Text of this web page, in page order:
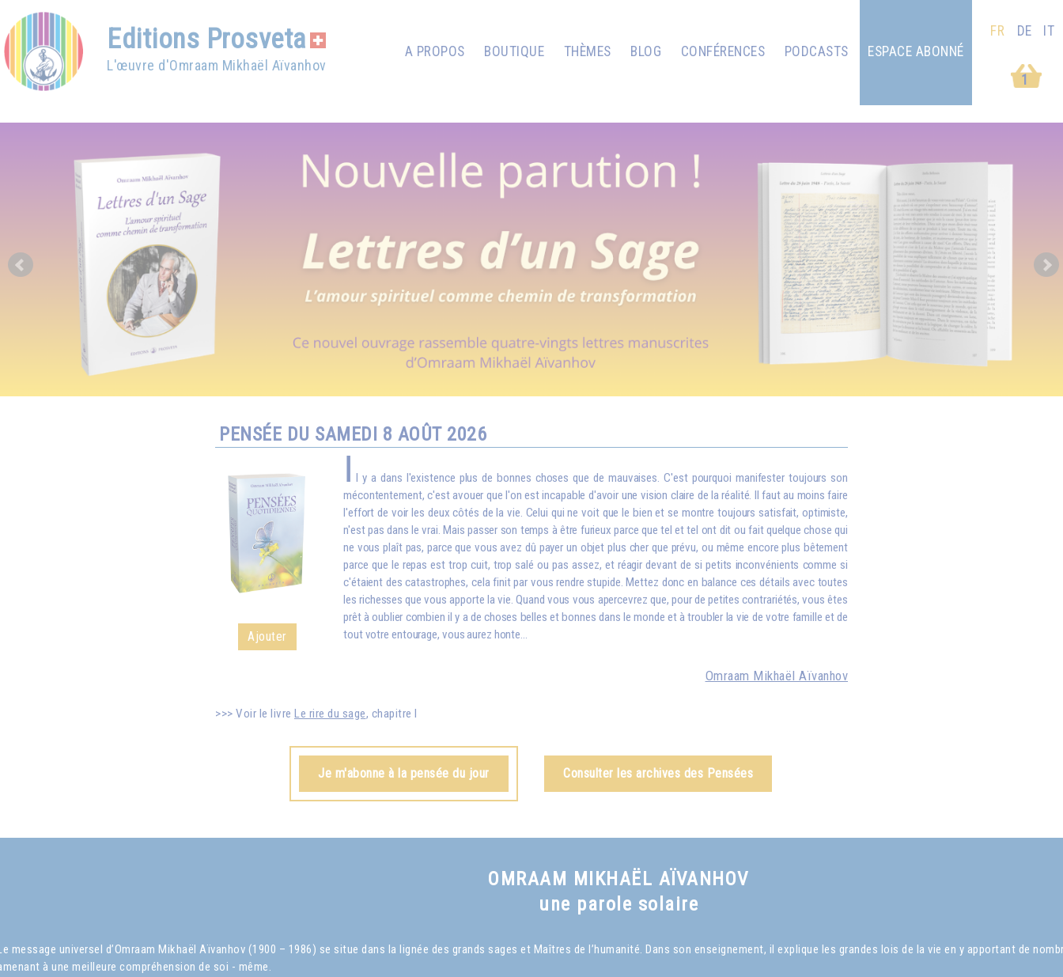
Editions Prosveta
L'œuvre d'Omraam Mikhaël Aïvanhov
A PROPOS BOUTIQUE THÈMES BLOG CONFÉRENCES
PODCASTS
1
ESPACE ABONNÉ
FR DE IT
Prev Next
PENSÉE DU SAMEDI 8 AOÛT 2026
Ajouter
I l y a dans l'existence plus de bonnes choses que de mauvaises. C'est pourquoi manifester toujours son
mécontentement, c'est avouer que l'on est incapable d'avoir une vision claire de la réalité. Il faut au moins faire
l'effort de voir les deux côtés de la vie. Celui qui ne voit que le bien et se montre toujours satisfait, optimiste,
n'est pas dans le vrai. Mais passer son temps à être furieux parce que tel et tel ont dit ou fait quelque chose qui
ne vous plaît pas, parce que vous avez dû payer un objet plus cher que prévu, ou même encore plus bêtement
parce que le repas est trop cuit, trop salé ou pas assez, et réagir devant de si petits inconvénients comme si
c'étaient des catastrophes, cela finit par vous rendre stupide. Mettez donc en balance ces détails avec toutes
les richesses que vous apporte la vie. Quand vous vous apercevrez que, pour de petites contrariétés, vous êtes
prêt à oublier combien il y a de choses belles et bonnes dans le monde et à troubler la vie de votre famille et de
tout votre entourage, vous aurez honte...
Omraam Mikhaël Aïvanhov
Voir le livre Le rire du sage, chapitre I
Je m'abonne à la pensée du jour Consulter les archives des Pensées
OMRAAM MIKHAËL AÏVANHOV
une parole solaire
message universel d’Omraam Mikhaël Aïvanhov (1900 – 1986) se situe dans la lignée des grands sages et Maîtres de l’humanité. Dans son enseignement, il explique les grandes lois de la vie en y apportant de
à une meilleure compréhension de soi - même.